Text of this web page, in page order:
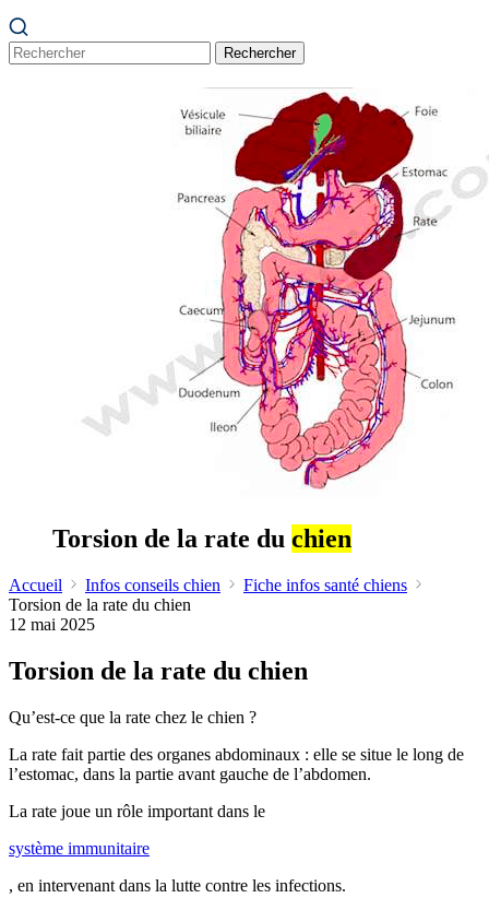
Rechercher
Torsion de la rate du chien
Accueil Infos conseils chien
Fiche infos santé chiens
Torsion de la rate du chien
12 mai 2025
Torsion de la rate du chien
Qu’est-ce que la rate chez le chien ?
La rate fait partie des organes abdominaux : elle se situe le long de
l’estomac, dans la partie avant gauche de l’abdomen.
La rate joue un rôle important dans le
système immunitaire
, en intervenant dans la lutte contre les infections.